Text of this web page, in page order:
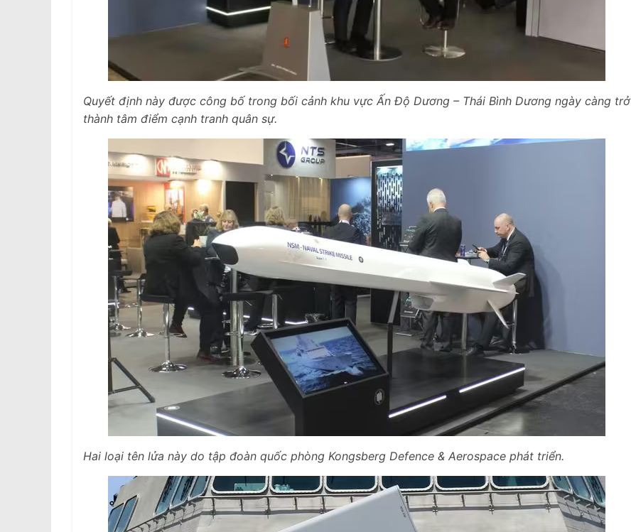
Quyết định này được công bố trong bối cảnh khu vực Ấn Độ Dương – Thái Bình Dương ngày càng trở
thành tâm điểm cạnh tranh quân sự.
Hai loại tên lửa này do tập đoàn quốc phòng Kongsberg Defence & Aerospace phát triển.